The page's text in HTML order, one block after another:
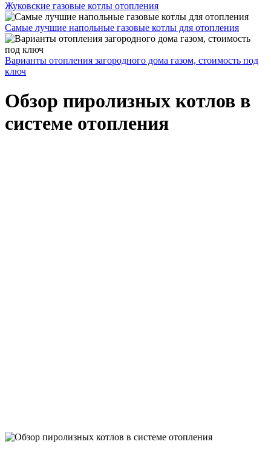
Жуковские газовые котлы отопления
Самые лучшие напольные газовые котлы для отопления
Варианты отопления загородного дома газом, стоимость под
ключ
Обзор пиролизных котлов в
системе отопления